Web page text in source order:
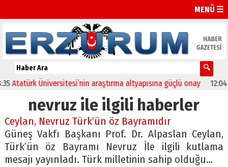
MENÜ ☰
Üniversitesi’nin araştırma altyapısına güçlü onay 12:04
nevruz ile ilgili haberler
Ceylan, Nevruz Türk’ün öz Bayramıdır
Güneş Vakfı Başkanı Prof. Dr. Alpaslan Ceylan,
Türk’ün öz Bayramı Nevruz İle ilgili kutlama
mesajı yayınladı. Türk milletinin sahip olduğu…